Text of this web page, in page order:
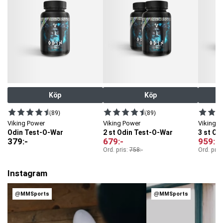
Panax notoginseng främjar normal kardiovaskulär hälsa.
Sarsaparilla främjar upptaget av örtextrakt och näringsämne.
OBS! Viktigt med en mångsidig och balanserad kost och hälsosam
Köp
(89)
Viking Power
Odin Test-O-War
379:-
Köp
(89)
Viking Power
2 st Odin Test-O-War
679:-
Ord. pris:758:-
Viking
3 st
959:-
Ord.
Instagram
@MMSports @MMSports